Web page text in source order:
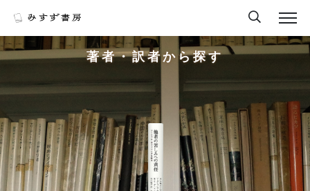
著者・訳者から探す